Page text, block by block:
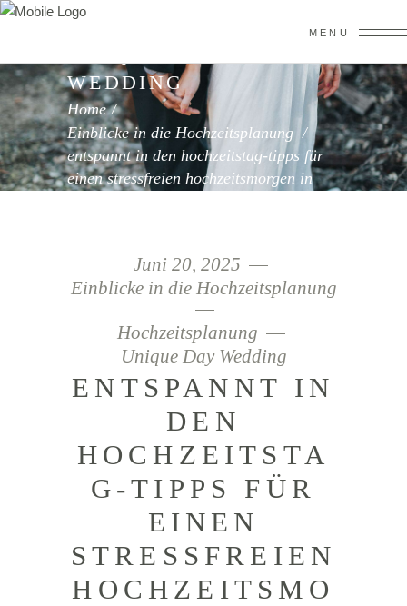
MENU
WEDDING
Home/
Einblicke in die Hochzeitsplanung /
entspannt in den hochzeitstag-tipps für
einen stressfreien hochzeitsmorgen in
Juni 20, 2025
Einblicke in die Hochzeitsplanung
Hochzeitsplanung
Unique Day Wedding
ENTSPANNT IN
DEN
HOCHZEITSTA
G-TIPPS FÜR
EINEN
STRESSFREIEN
HOCHZEITSMO